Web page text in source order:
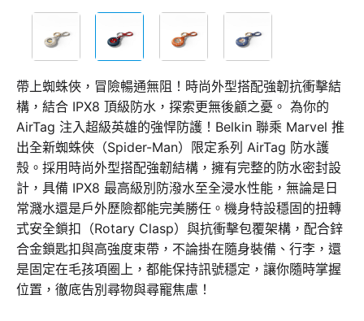
帶上蜘蛛俠，冒險暢通無阻！時尚外型搭配強韌抗衝擊結
構，結合 IPX8 頂級防水，探索更無後顧之憂。 為你的
AirTag 注入超級英雄的強悍防護！Belkin 聯乘 Marvel 推
出全新蜘蛛俠（Spider-Man）限定系列 AirTag 防水護
殼。採用時尚外型搭配強韌結構，擁有完整的防水密封設
計，具備 IPX8 最高級別防潑水至全浸水性能，無論是日
常濺水還是戶外歷險都能完美勝任。機身特設穩固的扭轉
式安全鎖扣（Rotary Clasp）與抗衝擊包覆架構，配合鋅
合金鎖匙扣與高強度束帶，不論掛在隨身裝備、行李，還
是固定在毛孩項圈上，都能保持訊號穩定，讓你隨時掌握
位置，徹底告別尋物與尋寵焦慮！